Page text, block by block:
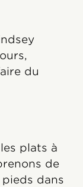
du
plats à
de
dans